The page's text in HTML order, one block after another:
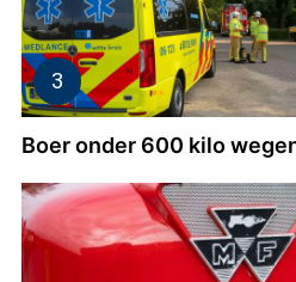
Boer onder 600 kilo